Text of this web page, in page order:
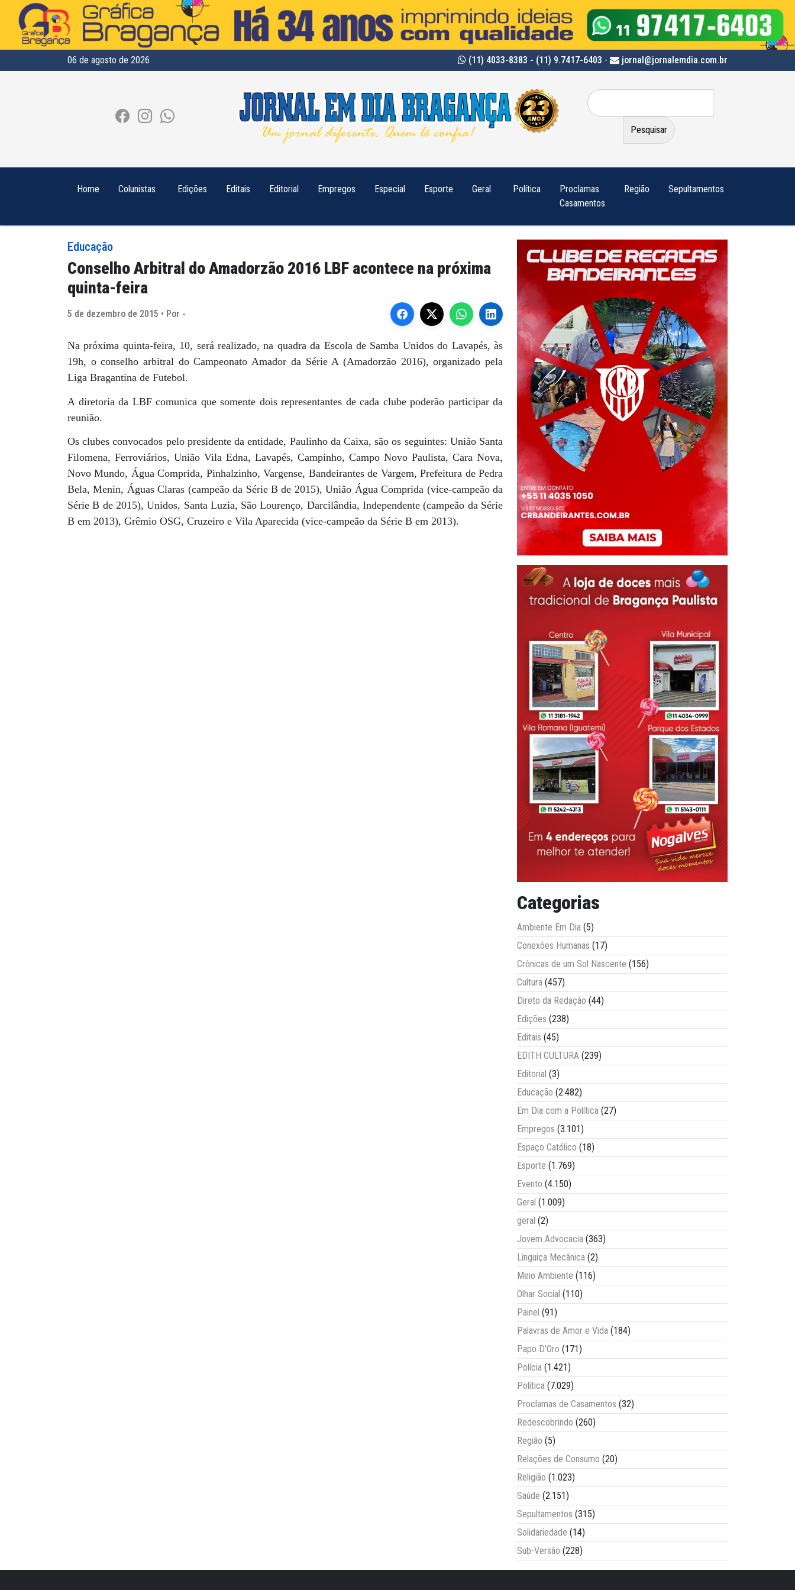
06 de agosto de 2026 (11) 4033-8383 - (11) 9.7417-6403 - jornal@jornalemdia.com.br
Pesquisar
por:
Home Colunistas Edições Editais Editorial Empregos Especial Esporte Geral Política
Proclamas
Casamentos
Região Sepultamentos
Educação
Conselho Arbitral do Amadorzão 2016 LBF acontece na próxima
quinta-feira
5 de dezembro de 2015 • Por -
Na próxima quinta-feira, 10, será realizado, na quadra da Escola de Samba Unidos do Lavapés, às
19h, o conselho arbitral do Campeonato Amador da Série A (Amadorzão 2016), organizado pela
Liga Bragantina de Futebol.
A diretoria da LBF comunica que somente dois representantes de cada clube poderão participar da
reunião.
Os clubes convocados pelo presidente da entidade, Paulinho da Caixa, são os seguintes: União Santa
Filomena, Ferroviários, União Vila Edna, Lavapés, Campinho, Campo Novo Paulista, Cara Nova,
Novo Mundo, Água Comprida, Pinhalzinho, Vargense, Bandeirantes de Vargem, Prefeitura de Pedra
Bela, Menin, Águas Claras (campeão da Série B de 2015), União Água Comprida (vice-campeão da
Série B de 2015), Unidos, Santa Luzia, São Lourenço, Darcilândia, Independente (campeão da Série
B em 2013), Grêmio OSG, Cruzeiro e Vila Aparecida (vice-campeão da Série B em 2013).
Categorias
Ambiente Em Dia (5)
Conexões Humanas (17)
Crônicas de um Sol Nascente (156)
Cultura (457)
Direto da Redação (44)
Edições (238)
Editais (45)
EDITH CULTURA (239)
Editorial (3)
Educação (2.482)
Em Dia com a Política (27)
Empregos (3.101)
Espaço Católico (18)
Esporte (1.769)
Evento (4.150)
Geral (1.009)
geral (2)
Jovem Advocacia (363)
Linguiça Mecânica (2)
Meio Ambiente (116)
Olhar Social (110)
Painel (91)
Palavras de Amor e Vida (184)
Papo D'Oro (171)
Polícia (1.421)
Política (7.029)
Proclamas de Casamentos (32)
Redescobrindo (260)
Região (5)
Relações de Consumo (20)
Religião (1.023)
Saúde (2.151)
Sepultamentos (315)
Solidariedade (14)
Sub-Versão (228)